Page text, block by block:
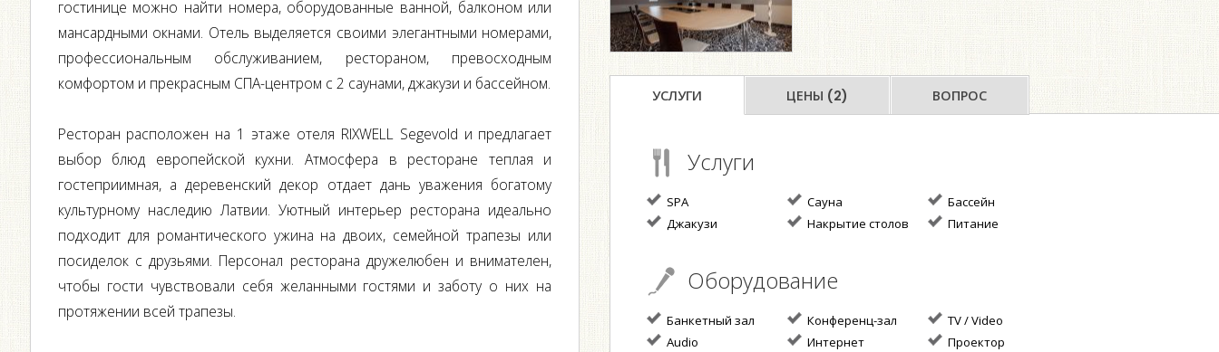
гостинице можно найти номера, оборудованные ванной, балконом или
мансардными окнами. Отель выделяется своими элегантными номерами,
профессиональным обслуживанием, рестораном, превосходным
комфортом и прекрасным СПА-центром с 2 саунами, джакузи и бассейном.
Ресторан расположен на 1 этаже отеля RIXWELL Segevold и предлагает
выбор блюд европейской кухни. Атмосфера в ресторане теплая и
гостеприимная, а деревенский декор отдает дань уважения богатому
культурному наследию Латвии. Уютный интерьер ресторана идеально
подходит для романтического ужина на двоих, семейной трапезы или
посиделок с друзьями. Персонал ресторана дружелюбен и внимателен,
чтобы гости чувствовали себя желанными гостями и заботу о них на
протяжении всей трапезы.
УСЛУГИ ЦЕНЫ (2) ВОПРОС
Услуги
SPA Сауна
Бассейн
Джакузи
Накрытие столов Питание
Оборудование
Банкетный зал Конференц-зал
TV / Video
Audio
Интернет
Проектор